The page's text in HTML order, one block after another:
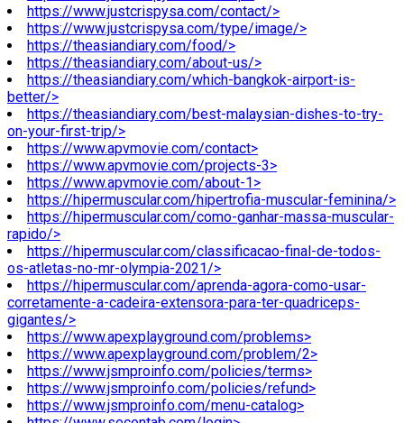
https://www.justcrispysa.com/contact/>
https://www.justcrispysa.com/type/image/>
https://theasiandiary.com/food/>
https://theasiandiary.com/about-us/>
https://theasiandiary.com/which-bangkok-airport-is-
better/>
https://theasiandiary.com/best-malaysian-dishes-to-try-
on-your-first-trip/>
https://www.apvmovie.com/contact>
https://www.apvmovie.com/projects-3>
https://www.apvmovie.com/about-1>
https://hipermuscular.com/hipertrofia-muscular-feminina/>
https://hipermuscular.com/como-ganhar-massa-muscular-
rapido/>
https://hipermuscular.com/classificacao-final-de-todos-
os-atletas-no-mr-olympia-2021/>
https://hipermuscular.com/aprenda-agora-como-usar-
corretamente-a-cadeira-extensora-para-ter-quadriceps-
gigantes/>
https://www.apexplayground.com/problems>
https://www.apexplayground.com/problem/2>
https://www.jsmproinfo.com/policies/terms>
https://www.jsmproinfo.com/policies/refund>
https://www.jsmproinfo.com/menu-catalog>